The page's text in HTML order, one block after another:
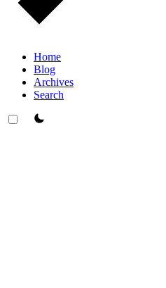
Home
Blog
Archives
Search
theme switcher